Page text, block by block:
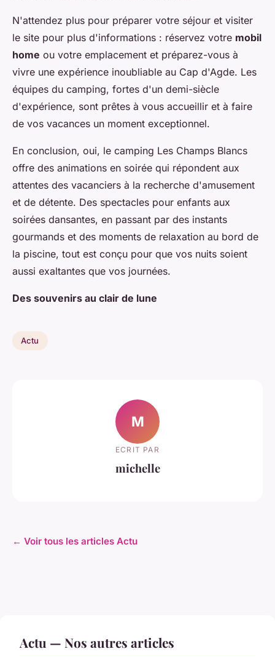
N'attendez plus pour préparer votre séjour et visiter
le site pour plus d'informations : réservez votre mobil
home ou votre emplacement et préparez-vous à
vivre une expérience inoubliable au Cap d'Agde. Les
équipes du camping, fortes d'un demi-siècle
d'expérience, sont prêtes à vous accueillir et à faire
de vos vacances un moment exceptionnel.
En conclusion, oui, le camping Les Champs Blancs
offre des animations en soirée qui répondent aux
attentes des vacanciers à la recherche d'amusement
et de détente. Des spectacles pour enfants aux
soirées dansantes, en passant par des instants
gourmands et des moments de relaxation au bord de
la piscine, tout est conçu pour que vos nuits soient
aussi exaltantes que vos journées.
Des souvenirs au clair de lune
Actu
M
ECRIT PAR
michelle
← Voir tous les articles Actu
Actu — Nos autres articles